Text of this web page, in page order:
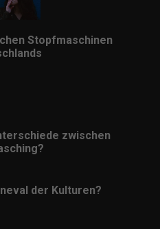
Stopfmaschinen
zwischen
der Kulturen?